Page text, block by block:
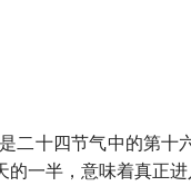
二十四节气中的第十
的一半，意味着真正